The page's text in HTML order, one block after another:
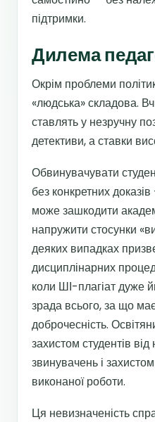
підтримки.
Дилема
Окрім проблеми
«людська» складова.
ставлять у незручну
детективи, а ставки
Обвинувачувати
без конкретних
може зашкодити
напружити стосунки
деяких випадках
дисциплінарних
коли ШІ-плагіат дуже
зрада всього, за що
доброчесність.
захистом студентів
звинувачень і
виконаної роботи.
Ця невизначеність